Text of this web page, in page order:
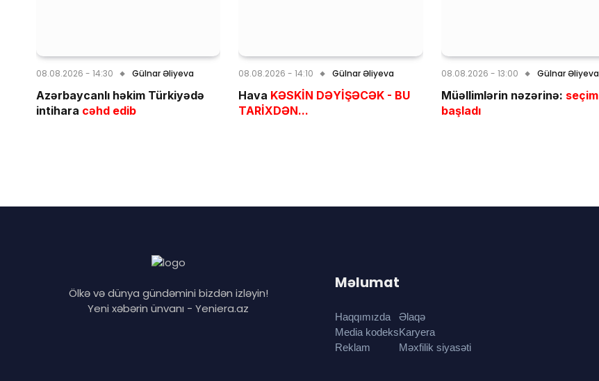
08.08.2026 - 14:30 Gülnar Əliyeva
Azərbaycanlı həkim Türkiyədə
intihara cəhd edib
08.08.2026 - 14:10 Gülnar Əliyeva
Hava KƏSKİN DƏYİŞƏCƏK - BU
TARİXDƏN...
08.08.2026 - 13:00 Gülnar Əliyeva
Müəllimlərin nəzərinə: seçim
başladı
Ölkə və dünya gündəmini bizdən izləyin!
Yeni xəbərin ünvanı - Yeniera.az
Məlumat
Haqqımızda
Media kodeks
Reklam
Əlaqə
Karyera
Məxfilik siyasəti